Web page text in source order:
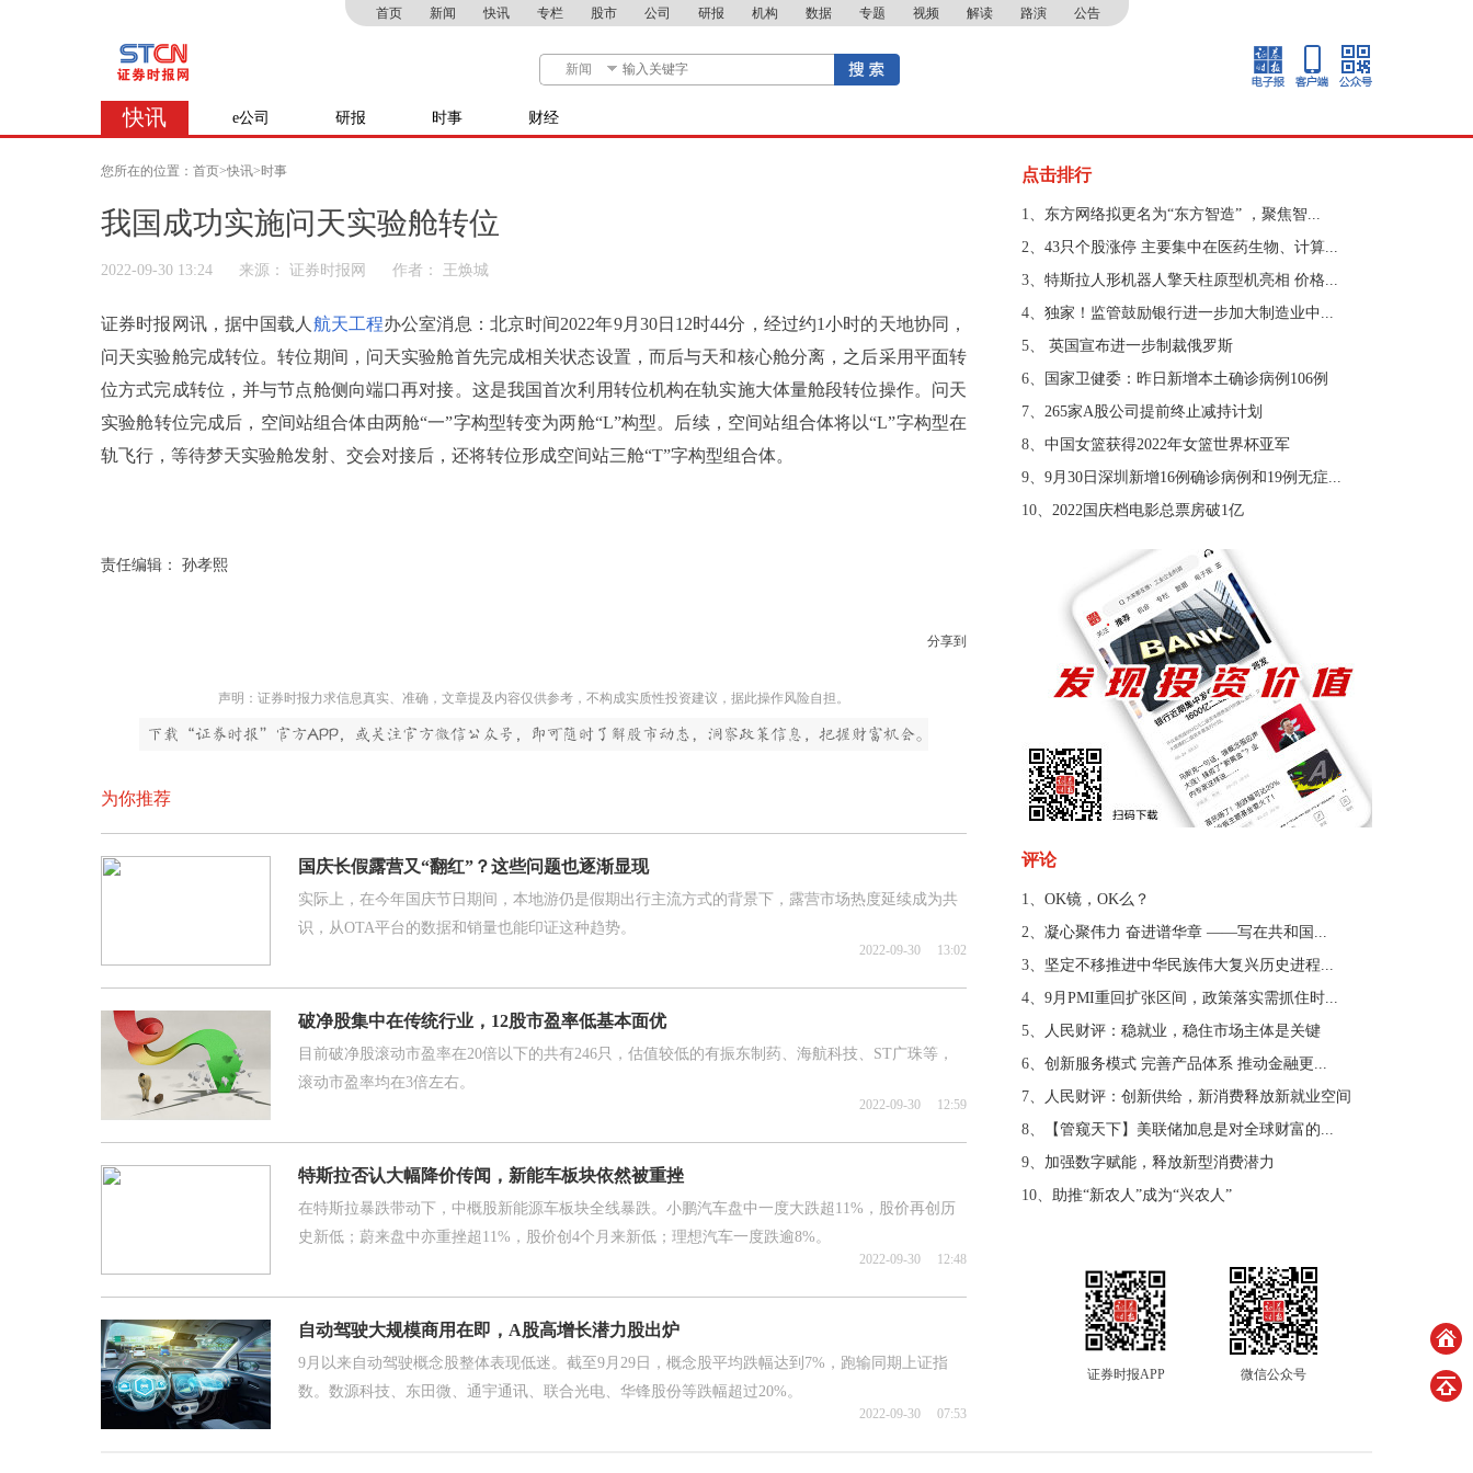
首页 新闻 快讯 专栏 股市 公司 研报 机构 数据 专题 视频 解读 路演 公告
快讯 e公司 研报 时事 财经
您所在的位置： 首页>快讯>时事
我国成功实施问天实验舱转位
2022-09-30 13:24 来源： 证券时报网 作者： 王焕城
证券时报网讯，据中国载人 航天工程办公室消息：北京时间2022年9月30日12时44分，经过约1小时的天地协同，
问天实验舱完成转位。转位期间，问天实验舱首先完成相关状态设置，而后与天和核心舱分离，之后采用平面转
位方式完成转位，并与节点舱侧向端口再对接。这是我国首次利用转位机构在轨实施大体量舱段转位操作。问天
实验舱转位完成后，空间站组合体由两舱“一”字构型转变为两舱“L”构型。后续，空间站组合体将以“L”字构型在
轨飞行，等待梦天实验舱发射、交会对接后，还将转位形成空间站三舱“T”字构型组合体。
责任编辑： 孙孝熙
分享到
声明：证券时报力求信息真实、准确，文章提及内容仅供参考，不构成实质性投资建议，据此操作风险自担。
为你推荐
国庆长假露营又“翻红”？这些问题也逐渐显现
实际上，在今年国庆节日期间，本地游仍是假期出行主流方式的背景下，露营市场热度延续成为共
识，从OTA平台的数据和销量也能印证这种趋势。
2022-09-30 13:02
破净股集中在传统行业，12股市盈率低基本面优
目前破净股滚动市盈率在20倍以下的共有246只，估值较低的有振东制药、海航科技、ST广珠等，
滚动市盈率均在3倍左右。
2022-09-30 12:59
特斯拉否认大幅降价传闻，新能车板块依然被重挫
在特斯拉暴跌带动下，中概股新能源车板块全线暴跌。小鹏汽车盘中一度大跌超11%，股价再创历
史新低；蔚来盘中亦重挫超11%，股价创4个月来新低；理想汽车一度跌逾8%。
2022-09-30 12:48
自动驾驶大规模商用在即，A股高增长潜力股出炉
9月以来自动驾驶概念股整体表现低迷。截至9月29日，概念股平均跌幅达到7%，跑输同期上证指
数。数源科技、东田微、通宇通讯、联合光电、华锋股份等跌幅超过20%。
2022-09-30 07:53
点击排行
1、 东方网络拟更名为“东方智造” ，聚焦智...
2、 43只个股涨停 主要集中在医药生物、计算...
3、 特斯拉人形机器人擎天柱原型机亮相 价格...
4、 独家！监管鼓励银行进一步加大制造业中...
5、
​ 英国宣布进一步制裁俄罗斯
6、
国家卫健委：昨日新增本土确诊病例106例
7、 265家A股公司提前终止减持计划
8、 中国女篮获得2022年女篮世界杯亚军
9、 9月30日深圳新增16例确诊病例和19例无症...
10、 2022国庆档电影总票房破1亿
评论
1、 OK镜，OK么？
2、 凝心聚伟力 奋进谱华章 ——写在共和国...
3、 坚定不移推进中华民族伟大复兴历史进程...
4、 9月PMI重回扩张区间，政策落实需抓住时...
5、
人民财评：稳就业，稳住市场主体是关键
6、 创新服务模式 完善产品体系 推动金融更...
7、
人民财评：创新供给，新消费释放新就业空间
8、
【管窥天下】美联储加息是对全球财富的...
9、 加强数字赋能，释放新型消费潜力
10、 助推“新农人”成为“兴农人”
证券时报APP 微信公众号